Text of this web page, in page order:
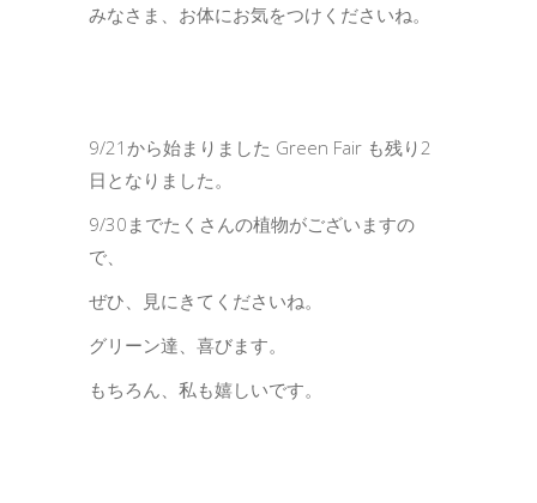
みなさま、お体にお気をつけくださいね。
9/21から始まりました Green Fair も残り2
日となりました。
9/30までたくさんの植物がございますの
で、
ぜひ、見にきてくださいね。
グリーン達、喜びます。
もちろん、私も嬉しいです。